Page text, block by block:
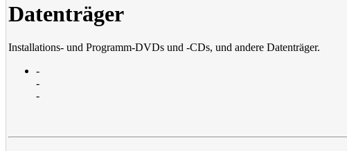
Datenträger
Installations- und Programm-DVDs und -CDs, und andere Datenträger.
-
-
-